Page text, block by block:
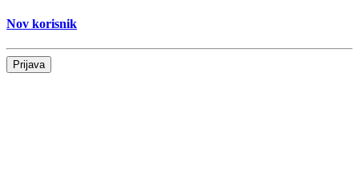
Nov korisnik